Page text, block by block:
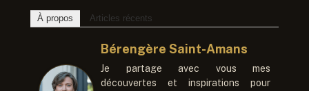
À propos Articles récents
Bérengère Saint-Amans
Je partage avec vous mes
découvertes et inspirations pour